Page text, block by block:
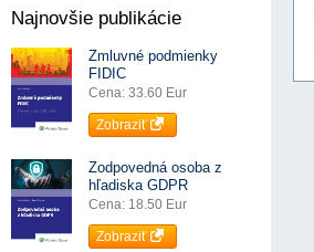
Najnovšie publikácie
Zmluvné podmienky
FIDIC
Cena: 33.60 Eur
Zobraziť
Zodpovedná osoba z
hľadiska GDPR
Cena: 18.50 Eur
Zobraziť